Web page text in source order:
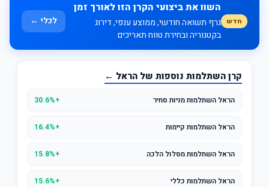
חדש
השוו את ביצועי הקרן הזו לאורך זמן
גרף תשואה חודשי, ממוצע ענפי, דירוג
בקטגוריה ובחירת טווח תאריכים
לכלי ←
קרן השתלמות נוספות של הראל ←
הראל השתלמות מניות סחיר +30.6%
הראל השתלמות קיימות +16.4%
הראל השתלמות מסלול הלכה +15.8%
הראל השתלמות כללי +15.6%